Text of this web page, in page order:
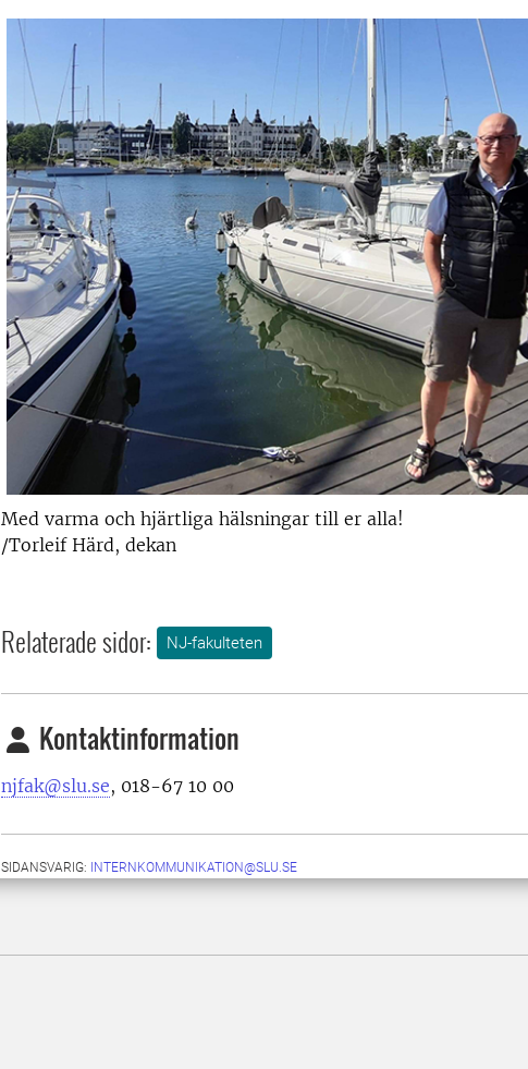
Med varma och hjärtliga hälsningar till er alla!
/Torleif Härd, dekan
Relaterade sidor: NJ-fakulteten
Kontaktinformation
njfak@slu.se, 018-67 10 00
SIDANSVARIG: INTERNKOMMUNIKATION@SLU.SE